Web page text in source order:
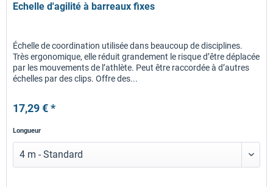
Echelle d'agilité à barreaux fixes
Échelle de coordination utilisée dans beaucoup de disciplines.
Très ergonomique, elle réduit grandement le risque d’être déplacée
par les mouvements de l’athlète. Peut être raccordée à d’autres
échelles par des clips. Offre des...
17,29 € *
Longueur